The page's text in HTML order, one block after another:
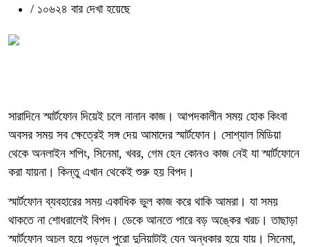
/ ১০৬২৪ বার দেখা হয়েছে
সারাদিনে স্মার্টফোন দিয়েই চলে নানান কাজ। আপদকালীন সময় হোক কিংবা
অবসর সময় সব ক্ষেত্রেই সঙ্গ দেয় আমাদের স্মার্টফোন। সোশ্যাল মিডিয়া
থেকে অনলাইন শপিং, সিনেমা, খবর, গেম হেন কোনও কাজ নেই যা স্মার্টফোনে
করা যায়না। কিন্তু এখান থেকেই শুরু হয় বিপদ।
স্মার্টফোন ব্যবহারের সময় একাধিক ভুল কাজ করে থাকি আমরা। যা সময়
থাকতে না শোধরালেই বিপদ। ডেকে আনতে পারে বড় অঙ্কের খরচ। তাছাড়া
স্মার্টফোন অচল হয়ে পড়লে পুরো দুনিয়াটাই যেন অন্ধকার হয়ে যায়। সিনেমা,